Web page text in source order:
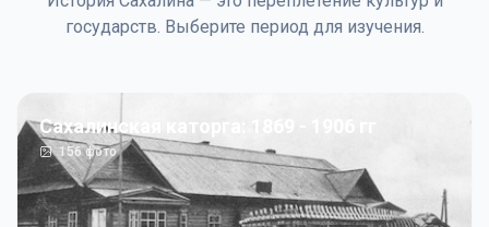
государств. Выберите период для изучения.
Сахалинская каторга: 1869 - 1906 гг
156фото